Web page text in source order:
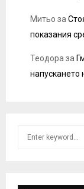
Митьо за
показания
Теодора за
напускането